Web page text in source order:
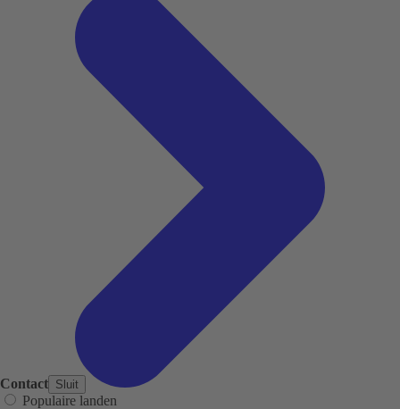
Contact Sluit
Populaire landen